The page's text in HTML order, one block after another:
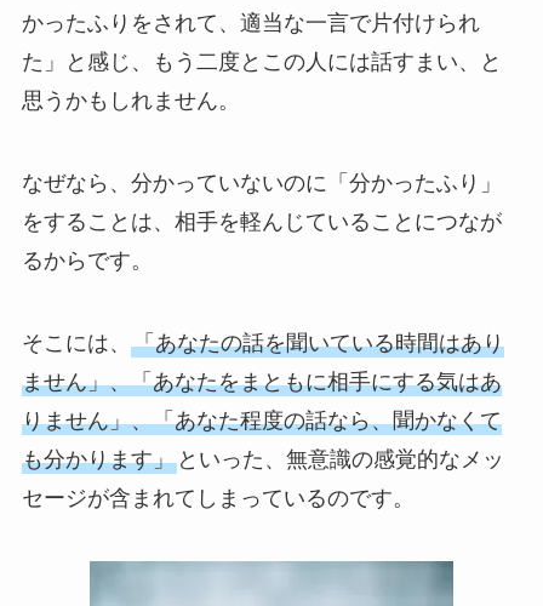
かったふりをされて、適当な一言で片付けられ
た」と感じ、もう二度とこの人には話すまい、と
思うかもしれません。
なぜなら、分かっていないのに「分かったふり」
をすることは、相手を軽んじていることにつなが
るからです。
そこには、 「あなたの話を聞いている時間はあり
ません」、「あなたをまともに相手にする気はあ
りません」、「あなた程度の話なら、聞かなくて
も分かります」といった、無意識の感覚的なメッ
セージが含まれてしまっているのです。